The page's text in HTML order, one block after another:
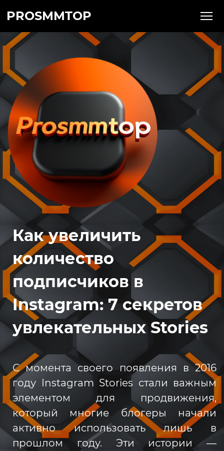
PROSMMTOP
Как увеличить
количество
подписчиков в
Instagram: 7 секретов
увлекательных Stories
С момента своего появления в 2016
году Instagram Stories стали важным
элементом для продвижения,
который многие блогеры начали
активно использовать лишь в
прошлом году. Эти истории —